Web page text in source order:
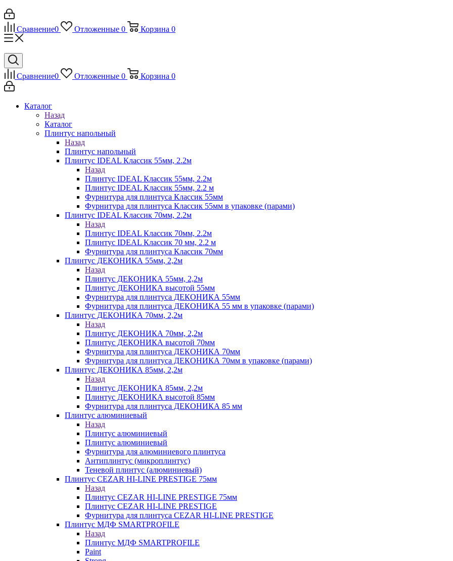
Сравнение0 Отложенные 0 Корзина 0
Сравнение0 Отложенные 0 Корзина 0
Каталог
Назад
Каталог
Плинтус напольный
Назад
Плинтус напольный
Плинтус IDEAL Классик 55мм, 2.2м
Назад
Плинтус IDEAL Классик 55мм, 2.2м
Плинтус IDEAL Классик 55мм, 2.2 м
Фурнитура для плинтуса Классик 55мм
Фурнитура для плинтуса Классик 55мм в упаковке (парами)
Плинтус IDEAL Классик 70мм, 2.2м
Назад
Плинтус IDEAL Классик 70мм, 2.2м
Плинтус IDEAL Классик 70 мм, 2.2 м
Фурнитура для плинтуса Классик 70мм
Плинтус ДЕКОНИКА 55мм, 2,2м
Назад
Плинтус ДЕКОНИКА 55мм, 2,2м
Плинтус ДЕКОНИКА высотой 55мм
Фурнитура для плинтуса ДЕКОНИКА 55мм
Фурнитура для плинтуса ДЕКОНИКА 55 мм в упаковке (парами)
Плинтус ДЕКОНИКА 70мм, 2,2м
Назад
Плинтус ДЕКОНИКА 70мм, 2,2м
Плинтус ДЕКОНИКА высотой 70мм
Фурнитура для плинтуса ДЕКОНИКА 70мм
Фурнитура для плинтуса ДЕКОНИКА 70мм в упаковке (парами)
Плинтус ДЕКОНИКА 85мм, 2,2м
Назад
Плинтус ДЕКОНИКА 85мм, 2,2м
Плинтус ДЕКОНИКА высотой 85мм
Фурнитура для плинтуса ДЕКОНИКА 85 мм
Плинтус алюминиевый
Назад
Плинтус алюминиевый
Плинтус алюминиевый
Фурнитура для алюминиевого плинтуса
Антиплинтус (микроплинтус)
Теневой плинтус (алюминиевый)
Плинтус CEZAR HI-LINE PRESTIGE 75мм
Назад
Плинтус CEZAR HI-LINE PRESTIGE 75мм
Плинтус CEZAR HI-LINE PRESTIGE
Фурнитура для плинтуса CEZAR HI-LINE PRESTIGE
Плинтус МДФ SMARTPROFILE
Назад
Плинтус МДФ SMARTPROFILE
Paint